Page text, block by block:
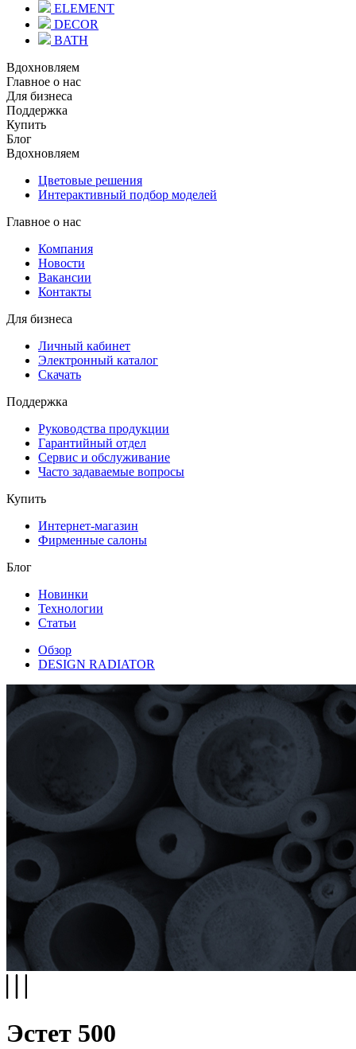
ELEMENT
DECOR
BATH
Вдохновляем
Главное о нас
Для бизнеса
Поддержка
Купить
Блог
Вдохновляем
Цветовые решения
Интерактивный подбор моделей
Главное о нас
Компания
Новости
Вакансии
Контакты
Для бизнеса
Личный кабинет
Электронный каталог
Скачать
Поддержка
Руководства продукции
Гарантийный отдел
Сервис и обслуживание
Часто задаваемые вопросы
Купить
Интернет-магазин
Фирменные салоны
Блог
Новинки
Технологии
Статьи
Обзор
DESIGN RADIATOR
Эстет 500